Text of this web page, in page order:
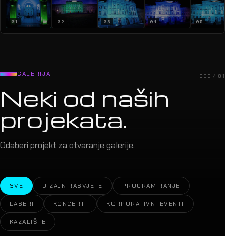
01 02 03 04 05
GALERIJA
Neki od naših
projekata.
Odaberi projekt za otvaranje galerije.
SEC / 01
SVE DIZAJN RASVJETE PROGRAMIRANJE
LASERI KONCERTI KORPORATIVNI EVENTI
KAZALIŠTE